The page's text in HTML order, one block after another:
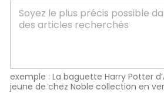
exemple : La baguette Harry Potter
jeune de chez Noble collection en